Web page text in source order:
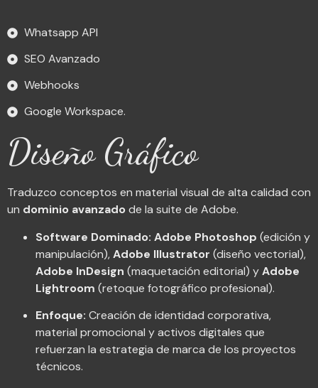
Whatsapp API
SEO Avanzado
Webhooks
Google Workspace.
Diseño Gráfico
Traduzco conceptos en material visual de alta calidad con
un dominio avanzado de la suite de Adobe.
Software Dominado: Adobe Photoshop (edición y
manipulación),Adobe Illustrator (diseño vectorial),
Adobe InDesign (maquetación editorial) yAdobe
Lightroom (retoque fotográfico profesional).
Enfoque: Creación de identidad corporativa,
material promocional y activos digitales que
refuerzan la estrategia de marca de los proyectos
técnicos.